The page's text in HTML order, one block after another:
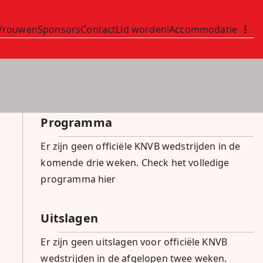
SponsorsContactLid worden!Accommodatie
Programma
Er zijn geen officiële KNVB wedstrijden in de
komende drie weken. Check het volledige
programma hier
Uitslagen
Er zijn geen uitslagen voor officiële KNVB
wedstrijden in de afgelopen twee weken.